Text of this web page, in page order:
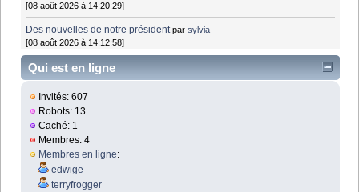
[08 août 2026 à 14:20:29]
Des nouvelles de notre président parsylvia
[08 août 2026 à 14:12:58]
Qui est en ligne
Invités: 607
Robots: 13
Caché: 1
Membres: 4
Membres en ligne:
edwige
terryfrogger